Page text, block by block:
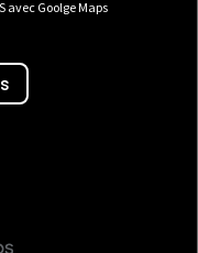
avec Goolge Maps